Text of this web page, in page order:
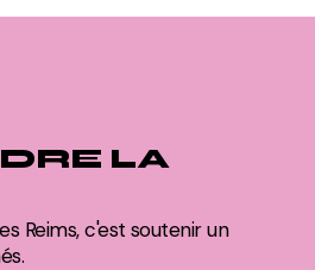
LA
Reims, c'est soutenir un